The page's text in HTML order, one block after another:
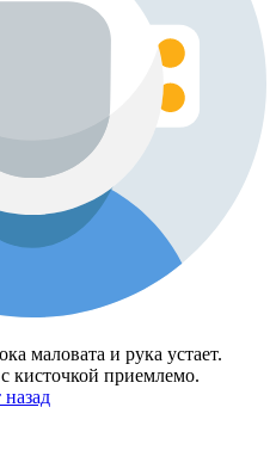
маловата и рука устает.
кисточкой приемлемо.
назад